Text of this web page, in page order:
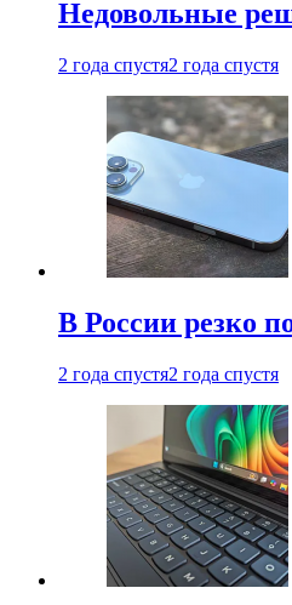
Недовольные
2 года спустя2 года спустя
В России резко
2 года спустя2 года спустя